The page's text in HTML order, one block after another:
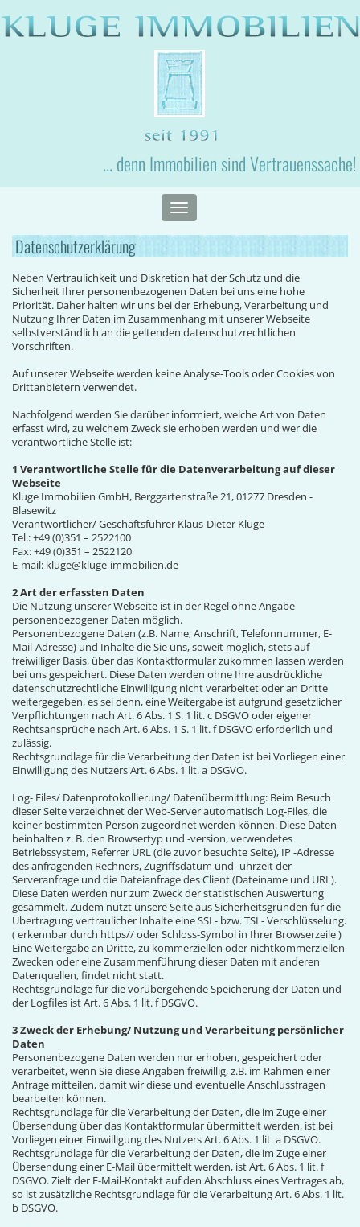
... denn Immobilien sind Vertrauenssache!
Toggle
navigation
Datenschutzerklärung
Neben Vertraulichkeit und Diskretion hat der Schutz und die
Sicherheit Ihrer personenbezogenen Daten bei uns eine hohe
Priorität. Daher halten wir uns bei der Erhebung, Verarbeitung und
Nutzung Ihrer Daten im Zusammenhang mit unserer Webseite
selbstverständlich an die geltenden datenschutzrechtlichen
Vorschriften.
Auf unserer Webseite werden keine Analyse-Tools oder Cookies von
Drittanbietern verwendet.
Nachfolgend werden Sie darüber informiert, welche Art von Daten
erfasst wird, zu welchem Zweck sie erhoben werden und wer die
verantwortliche Stelle ist:
1 Verantwortliche Stelle für die Datenverarbeitung auf dieser
Webseite
Kluge Immobilien GmbH, Berggartenstraße 21, 01277 Dresden -
Blasewitz
Verantwortlicher/ Geschäftsführer Klaus-Dieter Kluge
Tel.: +49 (0)351 – 2522100
Fax: +49 (0)351 – 2522120
E-mail: kluge@kluge-immobilien.de
2 Art der erfassten Daten
Die Nutzung unserer Webseite ist in der Regel ohne Angabe
personenbezogener Daten möglich.
Personenbezogene Daten (z.B. Name, Anschrift, Telefonnummer, E-
Mail-Adresse) und Inhalte die Sie uns, soweit möglich, stets auf
freiwilliger Basis, über das Kontaktformular zukommen lassen werden
bei uns gespeichert. Diese Daten werden ohne Ihre ausdrückliche
datenschutzrechtliche Einwilligung nicht verarbeitet oder an Dritte
weitergegeben, es sei denn, eine Weitergabe ist aufgrund gesetzlicher
Verpflichtungen nach Art. 6 Abs. 1 S. 1 lit. c DSGVO oder eigener
Rechtsansprüche nach Art. 6 Abs. 1 S. 1 lit. f DSGVO erforderlich und
zulässig.
Rechtsgrundlage für die Verarbeitung der Daten ist bei Vorliegen einer
Einwilligung des Nutzers Art. 6 Abs. 1 lit. a DSGVO.
Log- Files/ Datenprotokollierung/ Datenübermittlung: Beim Besuch
dieser Seite verzeichnet der Web-Server automatisch Log-Files, die
keiner bestimmten Person zugeordnet werden können. Diese Daten
beinhalten z. B. den Browsertyp und -version, verwendetes
Betriebssystem, Referrer URL (die zuvor besuchte Seite), IP -Adresse
des anfragenden Rechners, Zugriffsdatum und -uhrzeit der
Serveranfrage und die Dateianfrage des Client (Dateiname und URL).
Diese Daten werden nur zum Zweck der statistischen Auswertung
gesammelt. Zudem nutzt unsere Seite aus Sicherheitsgründen für die
Übertragung vertraulicher Inhalte eine SSL- bzw. TSL- Verschlüsselung.
( erkennbar durch https// oder Schloss-Symbol in Ihrer Browserzeile )
Eine Weitergabe an Dritte, zu kommerziellen oder nichtkommerziellen
Zwecken oder eine Zusammenführung dieser Daten mit anderen
Datenquellen, findet nicht statt.
Rechtsgrundlage für die vorübergehende Speicherung der Daten und
der Logfiles ist Art. 6 Abs. 1 lit. f DSGVO.
3 Zweck der Erhebung/ Nutzung und Verarbeitung persönlicher
Daten
Personenbezogene Daten werden nur erhoben, gespeichert oder
verarbeitet, wenn Sie diese Angaben freiwillig, z.B. im Rahmen einer
Anfrage mitteilen, damit wir diese und eventuelle Anschlussfragen
bearbeiten können.
Rechtsgrundlage für die Verarbeitung der Daten, die im Zuge einer
Übersendung über das Kontaktformular übermittelt werden, ist bei
Vorliegen einer Einwilligung des Nutzers Art. 6 Abs. 1 lit. a DSGVO.
Rechtsgrundlage für die Verarbeitung der Daten, die im Zuge einer
Übersendung einer E-Mail übermittelt werden, ist Art. 6 Abs. 1 lit. f
DSGVO. Zielt der E-Mail-Kontakt auf den Abschluss eines Vertrages ab,
so ist zusätzliche Rechtsgrundlage für die Verarbeitung Art. 6 Abs. 1 lit.
b DSGVO.